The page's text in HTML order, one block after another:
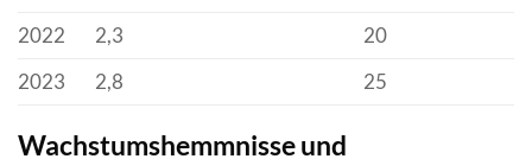
2022
2,3
20
2023
2,8 25
Wachstumshemmnisse und